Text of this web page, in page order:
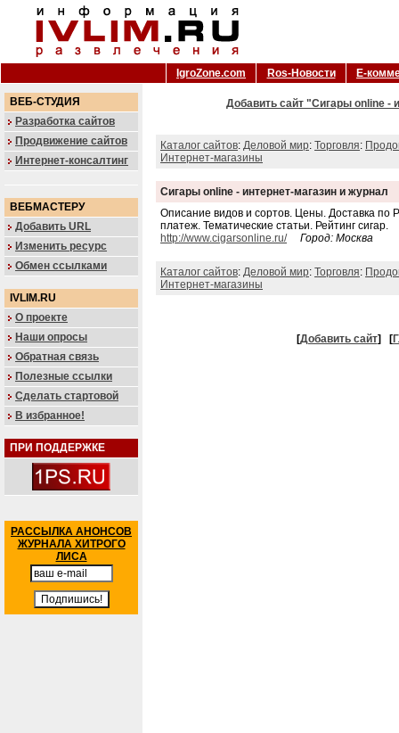
IgroZone.com Ros-Новости Е-
ВЕБ-СТУДИЯ
Разработка сайтов
Продвижение сайтов
Интернет-консалтинг
ВЕБМАСТЕРУ
Добавить URL
Изменить ресурс
Обмен ссылками
IVLIM.RU
О проекте
Наши опросы
Обратная связь
Полезные ссылки
Сделать стартовой
В избранное!
ПРИ ПОДДЕРЖКЕ
РАССЫЛКА АНОНСОВ
ЖУРНАЛА ХИТРОГО
ЛИСА
Добавить сайт "Сигары online -
Каталог сайтов: Деловой мир: Торговля:
Интернет-магазины
Сигары online - интернет-магазин и журнал
Описание видов и сортов. Цены. Доставка
платеж. Тематические статьи. Рейтинг сигар.
http://www.cigarsonline.ru/
Город: Москва
Каталог сайтов: Деловой мир: Торговля:
Интернет-магазины
[Добавить сайт] [